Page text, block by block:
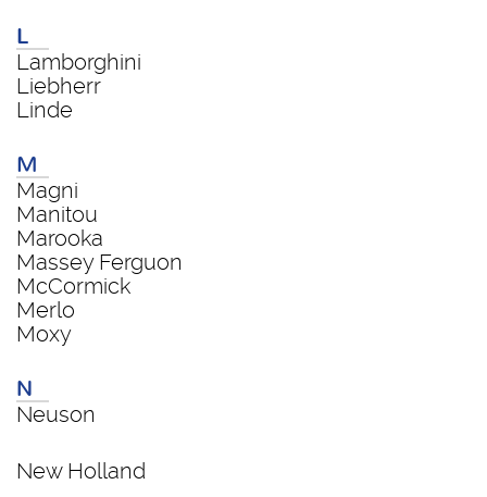
L
Lamborghini
Liebherr
Linde
M
Magni
Manitou
Marooka
Massey Ferguon
McCormick
Merlo
Moxy
N
Neuson
New Holland